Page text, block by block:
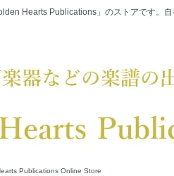
Hearts Publications」のストアです。
Publications Online Store